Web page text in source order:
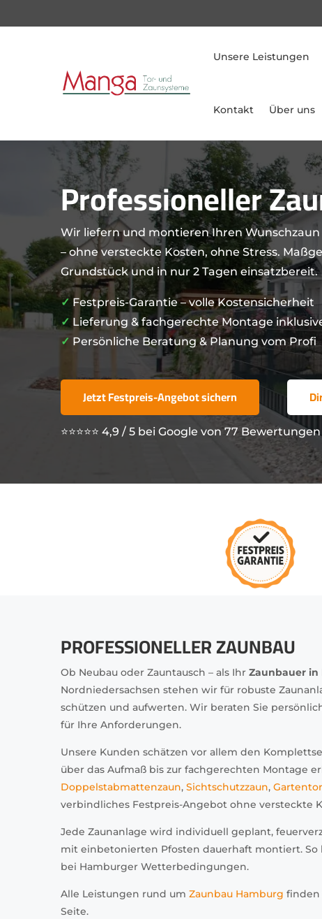
Unsere Leistungen
Kontakt Über uns
Professioneller
Wir liefern und montieren Ihren
– ohne versteckte Kosten, ohne Stress.
Grundstück und in nur 2 Tagen einsatzbereit.
✓ Festpreis-Garantie – volle Kostensicherheit
✓ Lieferung & fachgerechte Montage
✓ Persönliche Beratung & Planung vom Profi
Jetzt Festpreis-Angebot sichern
⭐⭐⭐⭐⭐ 4,9 / 5 bei Google von 77 Bewertungen
PROFESSIONELLER ZAUNBAU
Ob Neubau oder Zauntausch – als Ihr Zaunbauer in
Nordniedersachsen stehen wir für robuste
schützen und aufwerten. Wir beraten Sie
für Ihre Anforderungen.
Unsere Kunden schätzen vor allem den
über das Aufmaß bis zur fachgerechten Montage
Doppelstabmattenzaun, Sichtschutzzaun,
verbindliches Festpreis-Angebot ohne versteckte
Jede Zaunanlage wird individuell geplant,
mit einbetonierten Pfosten dauerhaft montiert. So
bei Hamburger Wetterbedingungen.
Alle Leistungen rund um Zaunbau Hamburg finden
Seite.